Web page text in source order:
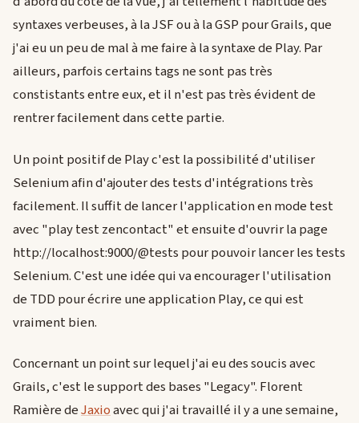
syntaxes verbeuses, à la JSF ou à la GSP pour Grails, que
j'ai eu un peu de mal à me faire à la syntaxe de Play. Par
ailleurs, parfois certains tags ne sont pas très
constistants entre eux, et il n'est pas très évident de
rentrer facilement dans cette partie.
Un point positif de Play c'est la possibilité d'utiliser
Selenium afin d'ajouter des tests d'intégrations très
facilement. Il suffit de lancer l'application en mode test
avec "play test zencontact" et ensuite d'ouvrir la page
http://localhost:9000/@tests pour pouvoir lancer les tests
Selenium. C'est une idée qui va encourager l'utilisation
de TDD pour écrire une application Play, ce qui est
vraiment bien.
Concernant un point sur lequel j'ai eu des soucis avec
Grails, c'est le support des bases "Legacy". Florent
Ramière deJaxioavec qui j'ai travaillé il y a une semaine,